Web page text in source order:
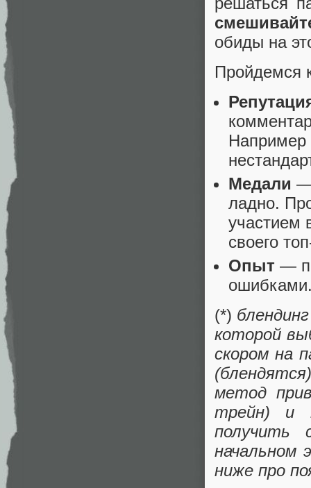
обиды на
Пройдемся
Например
Медали —
ладно.
участием
своего
Опыт —
(*)
которой
скором на
метод
трейн) и
начальном
ниже про